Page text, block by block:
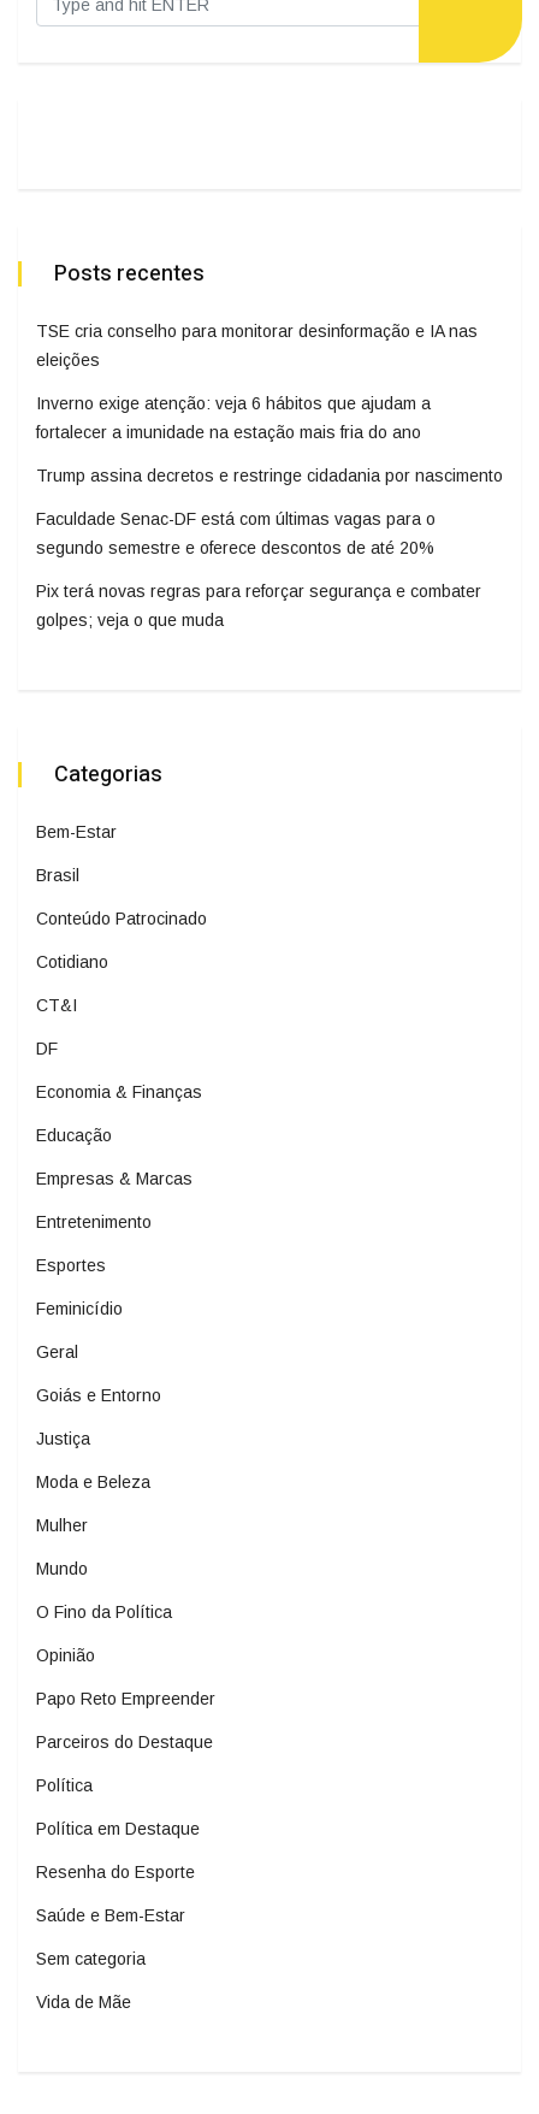
Posts recentes
TSE cria conselho para monitorar desinformação e IA nas
eleições
Inverno exige atenção: veja 6 hábitos que ajudam a
fortalecer a imunidade na estação mais fria do ano
Trump assina decretos e restringe cidadania por nascimento
Faculdade Senac-DF está com últimas vagas para o
segundo semestre e oferece descontos de até 20%
Pix terá novas regras para reforçar segurança e combater
golpes; veja o que muda
Categorias
Bem-Estar
Brasil
Conteúdo Patrocinado
Cotidiano
CT&I
DF
Economia & Finanças
Educação
Empresas & Marcas
Entretenimento
Esportes
Feminicídio
Geral
Goiás e Entorno
Justiça
Moda e Beleza
Mulher
Mundo
O Fino da Política
Opinião
Papo Reto Empreender
Parceiros do Destaque
Política
Política em Destaque
Resenha do Esporte
Saúde e Bem-Estar
Sem categoria
Vida de Mãe